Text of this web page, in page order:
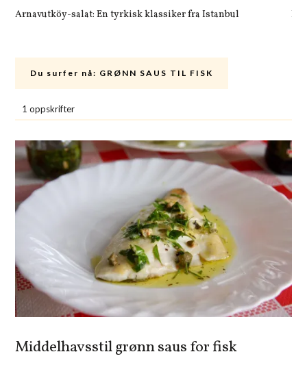
Arnavutköy-salat: En tyrkisk klassiker fra Istanbul
Du surfer nå: GRØNN SAUS TIL FISK
1 oppskrifter
Middelhavsstil grønn saus for fisk